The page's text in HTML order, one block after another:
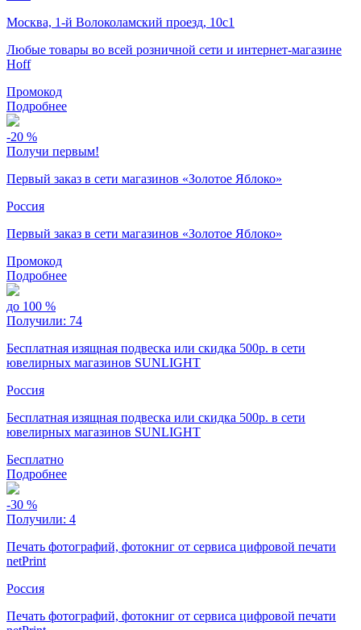
Москва, 1-й Волоколамский проезд, 10с1
Любые товары во всей розничной сети и интернет-магазине
Hoff
Промокод
Подробнее
-20 %
Получи первым!
Первый заказ в сети магазинов «Золотое Яблоко»
Россия
Первый заказ в сети магазинов «Золотое Яблоко»
Промокод
Подробнее
до 100 %
Получили: 74
Бесплатная изящная подвеска или скидка 500р. в сети
ювелирных магазинов SUNLIGHT
Россия
Бесплатная изящная подвеска или скидка 500р. в сети
ювелирных магазинов SUNLIGHT
Бесплатно
Подробнее
-30 %
Получили: 4
Печать фотографий, фотокниг от сервиса цифровой печати
netPrint
Россия
Печать фотографий, фотокниг от сервиса цифровой печати